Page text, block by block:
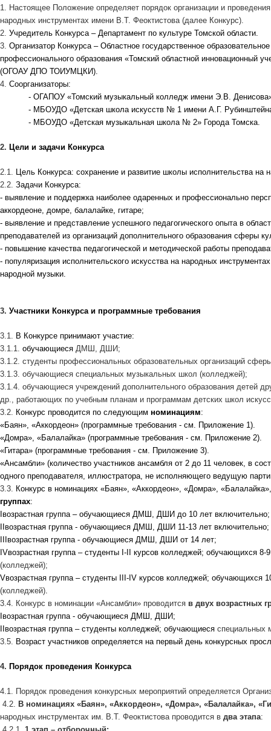
1. Настоящее Положение определяет порядок организации и
народных инструментах имени В.Т. Феоктистова (далее Конкурс).
2. Учредитель Конкурса – Департамент по культуре Томской области.
3. Организатор Конкурса – Областное государственное
профессионального образования «Томский областной инновационный
(ОГОАУ ДПО ТОИУМЦКИ).
4. Соорганизаторы:
- ОГАПОУ «Томский музыкальный колледж имени Э.В.
- МБОУДО «Детская школа искусств № 1 имени А.Г.
- МБОУДО «Детская музыкальная школа № 2» Города Томска.
2. Цели и задачи Конкурса
2.1. Цель Конкурса: сохранение и развитие школы исполнительства на
2.2. Задачи Конкурса:
- выявление и поддержка наиболее одаренных и профессионально
аккордеоне, домре, балалайке, гитаре;
- выявление и представление успешного педагогического опыта в
преподавателей из организаций дополнительного образования сферы
- повышение качества педагогической и методической работы
- популяризация исполнительского искусства на народных
народной музыки.
3. Участники Конкурса и программные требования
3.1. В Конкурсе принимают участие:
3.1.1. обучающиеся ДМШ, ДШИ;
3.1.2. студенты профессиональных образовательных организаций
3.1.3. обучающиеся специальных музыкальных школ (колледжей);
3.1.4. обучающиеся учреждений дополнительного образования детей
др., работающих по учебным планам и программам детских школ
3.2. Конкурс проводится по следующим номинациям:
«Баян», «Аккордеон» (программные требования - см. Приложение 1).
«Домра», «Балалайка» (программные требования - см. Приложение 2).
«Гитара» (программные требования - см. Приложение 3).
«Ансамбли» (количество участников ансамбля от 2 до 11 человек, в
одного преподавателя, иллюстратора, не исполняющего ведущую
3.3. Конкурс в номинациях «Баян», «Аккордеон», «Домра»,
группах:
возрастная группа – обучающиеся ДМШ, ДШИ до 10 лет включительно;
возрастная группа - обучающиеся ДМШ, ДШИ 11-13 лет включительно;
возрастная группа - обучающиеся ДМШ, ДШИ от 14 лет;
IVвозрастная группа – студенты -
курсов колледжей; обучающихся 8-
(колледжей);
Vвозрастная группа – студенты - IV курсов колледжей; обучающихся
(колледжей).
3.4. Конкурс в номинации «Ансамбли» проводится в двух возрастных
возрастная группа - обучающиеся ДМШ, ДШИ;
возрастная группа – студенты колледжей; обучающиеся специальных
3.5. Возраст участников определяется на первый день конкурсных
4. Порядок проведения Конкурса
4.1. Порядок проведения конкурсных мероприятий определяется
4.2. В номинациях «Баян», «Аккордеон», «Домра», «Балалайка»,
народных инструментах им. В.Т. Феоктистова проводится в два этапа: